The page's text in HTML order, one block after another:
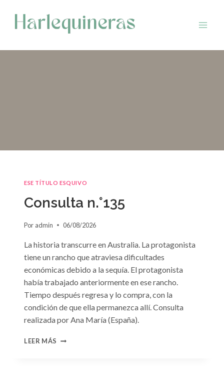
contenido
ESE TÍTULO ESQUIVO
Consulta n.°135
Por admin 06/08/2026
La historia transcurre en Australia. La protagonista
tiene un rancho que atraviesa dificultades
económicas debido a la sequía. El protagonista
había trabajado anteriormente en ese rancho.
Tiempo después regresa y lo compra, con la
condición de que ella permanezca allí. Consulta
realizada por Ana María (España).
LEER MÁS CONSULTA